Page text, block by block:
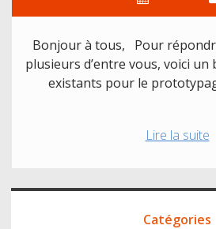
Bonjour à tous, Pour
plusieurs d’entre vous, voici
existants pour le
Lire la suite
Accès
Catégories